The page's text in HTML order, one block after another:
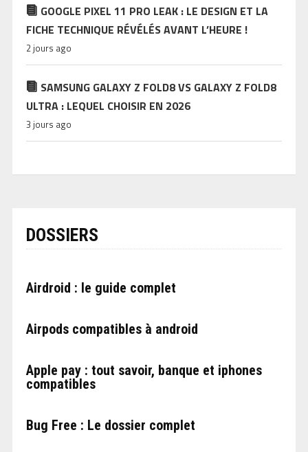
GOOGLE PIXEL 11 PRO LEAK : LE DESIGN ET LA
FICHE TECHNIQUE RÉVÉLÉS AVANT L’HEURE !
2 jours ago
SAMSUNG GALAXY Z FOLD8 VS GALAXY Z FOLD8
ULTRA : LEQUEL CHOISIR EN 2026
3 jours ago
DOSSIERS
Airdroid : le guide complet
Airpods compatibles à android
Apple pay : tout savoir, banque et iphones
compatibles
Bug Free : Le dossier complet